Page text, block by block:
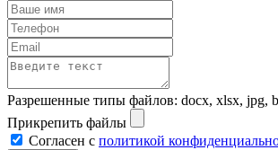
Разрешенные типы файлов: docx, xlsx, jpg,
Прикрепить файлы
Согласен с политикой